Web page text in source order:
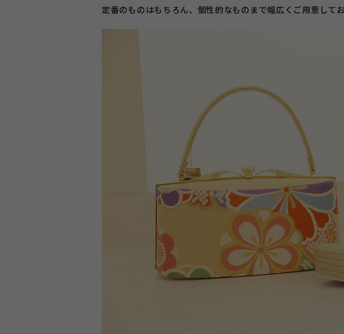
定番のものはもちろん、個性的なものまで幅広くご用意し